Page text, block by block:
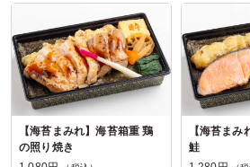
【海苔まみれ】海苔箱重 鶏
の照り焼き
【海苔まみ
鮭